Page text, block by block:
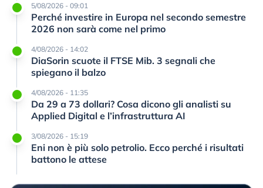
5/08/2026 - 09:01
Perché investire in Europa nel secondo semestre
2026 non sarà come nel primo
4/08/2026 - 14:02
DiaSorin scuote il FTSE Mib. 3 segnali che
spiegano il balzo
4/08/2026 - 11:35
Da 29 a 73 dollari? Cosa dicono gli analisti su
Applied Digital e l’infrastruttura AI
3/08/2026 - 15:19
Eni non è più solo petrolio. Ecco perché i risultati
battono le attese